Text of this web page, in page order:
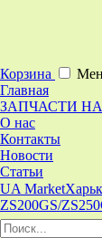
Корзина
Главная
ЗАПЧАСТИ
О нас
Контакты
Новости
Статьи
UA Market
ZS200GS/